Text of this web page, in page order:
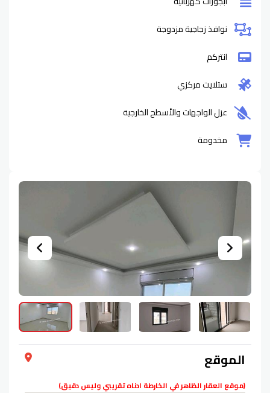
الموقع
(موقع العقار الظاهر في الخارطة ادناه تقريبي وليس دقيق)
نوافذ زجاجية مزدوجة
انتركم
ستلايت مركزي
عزل الواجهات والأسطح الخارجية
مخدومة